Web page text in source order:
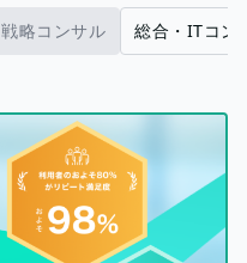
戦略コンサル 総合・ITコン